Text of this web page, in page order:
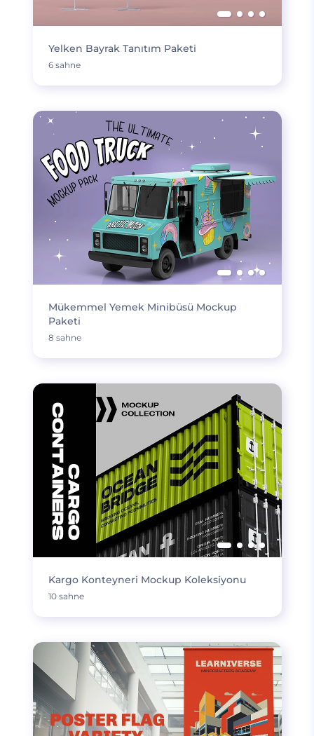
Yelken Bayrak Tanıtım Paketi
6 sahne
Mükemmel Yemek Minibüsü Mockup
Paketi
8 sahne
Kargo Konteyneri Mockup Koleksiyonu
10 sahne